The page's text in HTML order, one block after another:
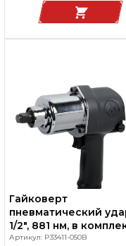
Гайковерт
пневматический
1/2", 881 нм, в
торцевые головки,
Артикул: P33411-050B